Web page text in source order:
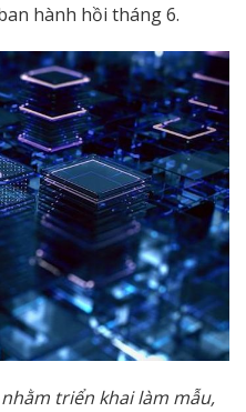
hành hồi tháng 6.
ằm triển khai làm mẫu,